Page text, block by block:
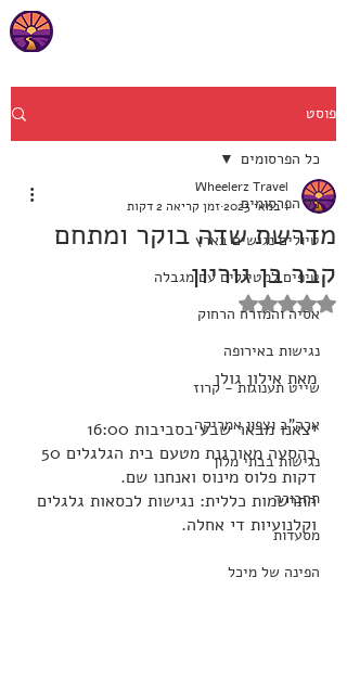
פוסט
כל הפרסומים
טיולים נגישים בארץ
טיפים למטיילים עם מגבלה
אסיה והמזרח הרחוק
נגישות באירופה
שייט תענוגות - קרוז
ארה"ב וצפון אמריקה
נגישות בבתי מלון
תחבורה
מסעדות
הפינה של מיכל
כל הפרסומים
מדרשת שדה בוקר ומתחם
קבר בן גוריון
Wheelerz Travel
1 במאי 2023
זמן קריאה 2 דקות
דירוג של NaN מתוך 5 כוכבים
מאת אילון גולן
דקות פלוס מינוס ואנחנו שם.
התרשמות כללית: נגישות לכסאות גלגלים
וקלנועיות די אחלה.